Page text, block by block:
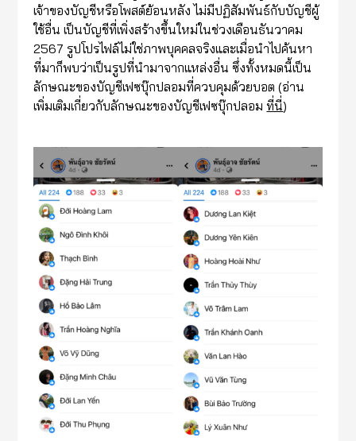
เจ้าของบัญชีหรือโพสต์ย้อนหลัง ไม่มีปฏิสัมพันธ์กับบัญชีผู้
ใช้อื่น เป็นบัญชีที่เพิ่งสร้างขึ้นใหม่ในช่วงเดือนธันวาคม
2567 รูปโปรไฟล์ไม่ใช่ภาพบุคคลจริงและเมื่อนำไปค้นหา
ที่มาก็พบว่าเป็นรูปที่นำมาจากแหล่งอื่น ซึ่งทั้งหมดนี้เป็น
ลักษณะของบัญชีเฟซบุ๊กปลอมที่ควบคุมด้วยบอต (อ่าน
เพิ่มเติมเกี่ยวกับลักษณะของบัญชีเฟซบุ๊กปลอมที่นี่)